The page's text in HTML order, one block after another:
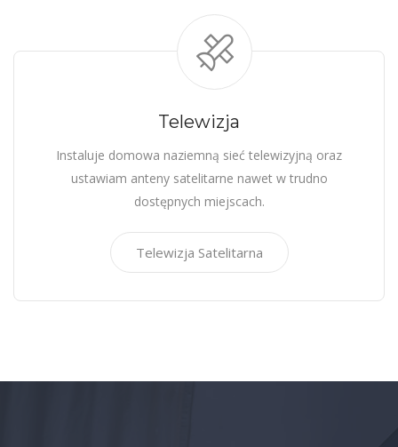
Telewizja
Instaluje domowa naziemną sieć telewizyjną oraz
ustawiam anteny satelitarne nawet w trudno
dostępnych miejscach.
Telewizja Satelitarna